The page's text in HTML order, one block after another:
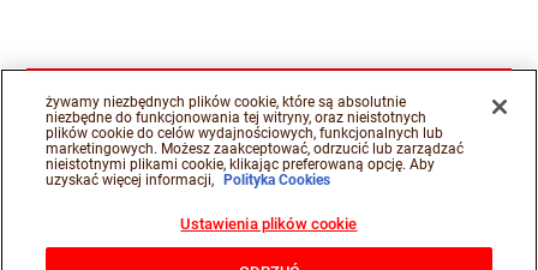
żywamy niezbędnych plików cookie, które są absolutnie
niezbędne do funkcjonowania tej witryny, oraz nieistotnych
plików cookie do celów wydajnościowych, funkcjonalnych lub
marketingowych. Możesz zaakceptować, odrzucić lub zarządzać
nieistotnymi plikami cookie, klikając preferowaną opcję. Aby
uzyskać więcej informacji,
Polityka Cookies
Ustawienia plików cookie